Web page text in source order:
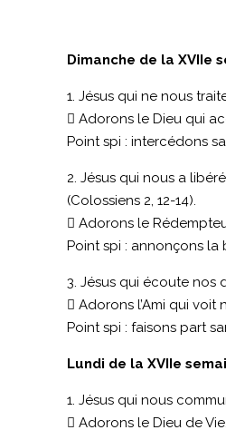
Dimanche de la XVIIe
1. Jésus qui ne nous
 Adorons le Dieu qui
Point spi : intercédons
2. Jésus qui nous a
(Colossiens 2, 12-14).
 Adorons le
Point spi : annonçons
3. Jésus qui écoute nos
 Adorons l’Ami qui voit
Point spi : faisons part
Lundi de la XVIIe
1. Jésus qui nous
 Adorons le Dieu de Vie.